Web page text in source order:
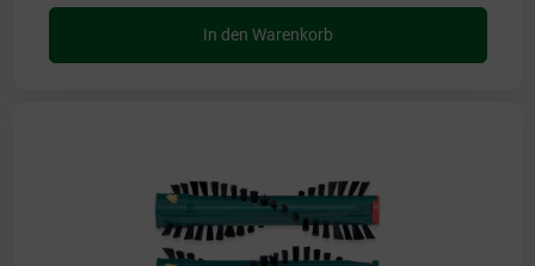
In den Warenkorb